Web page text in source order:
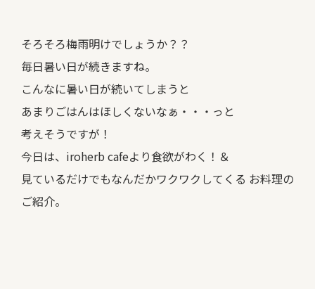
そろそろ梅雨明けでしょうか？？
毎日暑い日が続きますね。
こんなに暑い日が続いてしまうと
あまりごはんはほしくないなぁ・・・っと
考えそうですが！
今日は、iroherb cafeより食欲がわく！＆
見ているだけでもなんだかワクワクしてくる お料理の
ご紹介。